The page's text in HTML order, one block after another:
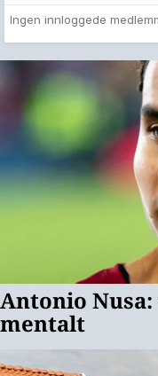
Ingen innloggede